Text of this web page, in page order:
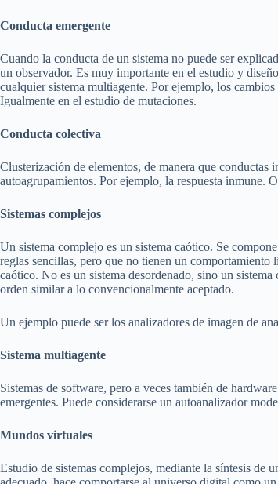
Conducta emergente
Cuando la conducta de un sistema no puede ser
un observador. Es muy importante en el estudio y
cualquier sistema multiagente. Por ejemplo, los
Igualmente en el estudio de mutaciones.
Conducta colectiva
Clusterización de elementos, de manera que
autoagrupamientos. Por ejemplo, la respuesta inmune.
Sistemas complejos
Un sistema complejo es un sistema caótico. Se
reglas sencillas, pero que no tienen un
caótico. No es un sistema desordenado, sino un
orden similar a lo convencionalmente aceptado.
Un ejemplo puede ser los analizadores de imagen de
Sistema multiagente
Sistemas de software, pero a veces también de
emergentes. Puede considerarse un autoanalizador
Mundos virtuales
Estudio de sistemas complejos, mediante la síntesis de